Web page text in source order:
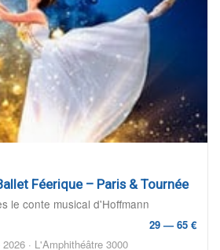
Féerique – Paris & Tournée
le conte musical d'Hoffmann
29 — 65 €
· L'Amphithéâtre 3000